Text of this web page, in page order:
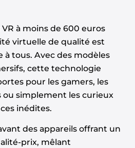
VR à moins de 600 euros
virtuelle de qualité est
à tous. Avec des modèles
cette technologie
pour les gamers, les
simplement les curieux
inédites.
des appareils offrant un
prix, mêlant